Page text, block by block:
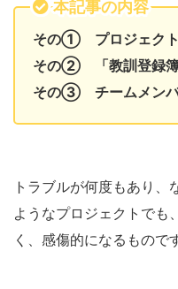
本記事の内容
その① プロジェクト
その② 「教訓登録簿
その③ チームメンバ
トラブルが何度もあり、
ようなプロジェクトでも
く、感傷的になるもので